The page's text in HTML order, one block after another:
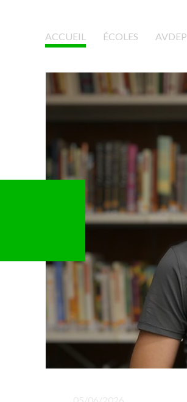
ACCUEIL (CURRENT)
ÉCOLES AVDEP